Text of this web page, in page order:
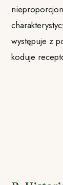
występuje z
koduje